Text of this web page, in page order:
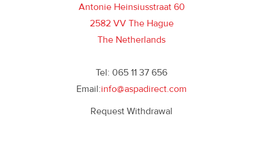
Antonie Heinsiusstraat 60
2582 VV The Hague
The Netherlands
Tel: 065 11 37 656
Email:info@aspadirect.com
Request Withdrawal